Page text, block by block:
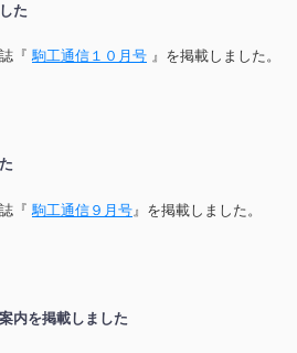
た
『駒工通信１０月号 』を掲載しました。
『 駒工通信９月号 』を掲載しました。
内を掲載しました